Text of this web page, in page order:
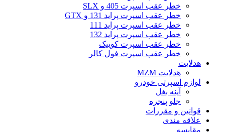
خطر عقب اسپرت 405 و SLX
خطر عقب اسپرت پراید 131 و GTX
خطر عقب اسپرت پراید 111
خطر عقب اسپرت پراید 132
خطر عقب اسپرت کوییک
خطر عقب اسپرت فول کالر
هدلایت
هدلایت MZM
لوازم اسپرتی خودرو
آینه بغل
جلو پنجره
قوانین و مقررات
علاقه مندی
مقایسه